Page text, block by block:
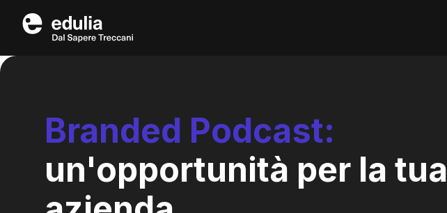
Edulia
Branded Podcast:
un'opportunità per la tua